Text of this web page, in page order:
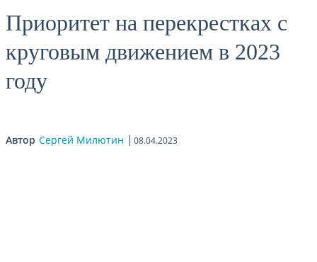
Приоритет на перекрестках с
круговым движением в 2023
году
Автор Сергей Милютин 08.04.2023